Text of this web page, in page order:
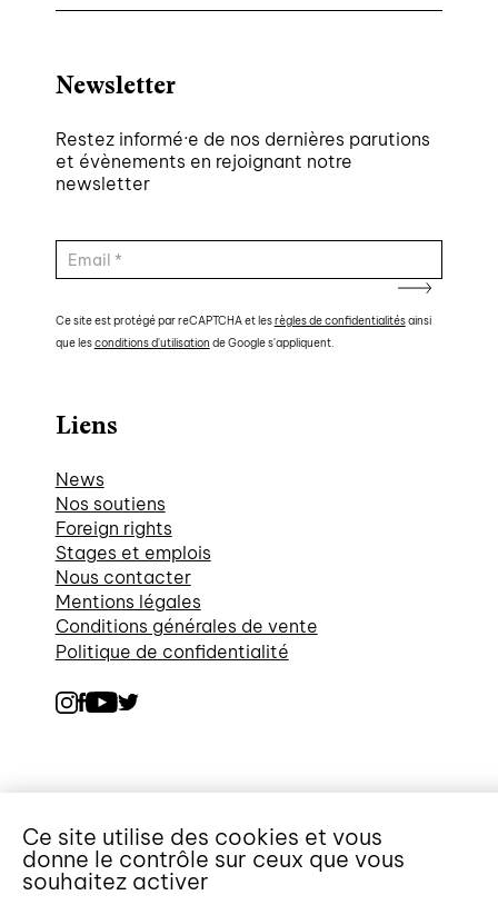
Newsletter
Restez informé·e de nos dernières parutions
et évènements en rejoignant notre
newsletter
Ce site est protégé par reCAPTCHA et lesrègles de confidentialitésainsi
que lesconditions d'utilisation de Google s'appliquent.
Liens
News
Nos soutiens
Foreign rights
Stages et emplois
Nous contacter
Mentions légales
Conditions générales de vente
Politique de confidentialité
Ce site utilise des cookies et vous
donne le contrôle sur ceux que vous
souhaitez activer